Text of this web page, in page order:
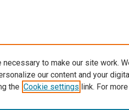
necessary to make our site work.
our content and your
the Cookie settings link. For